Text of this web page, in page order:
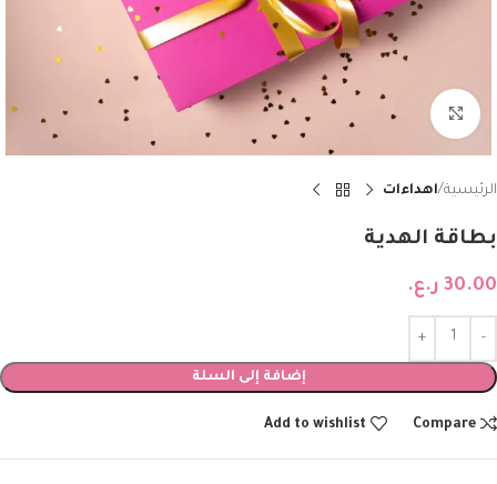
Click to enlarge
الرئيسية اهداءات
بطاقة الهدية
30.00 ر.ع.
إضافة إلى السلة
Compare
Add to wishlist